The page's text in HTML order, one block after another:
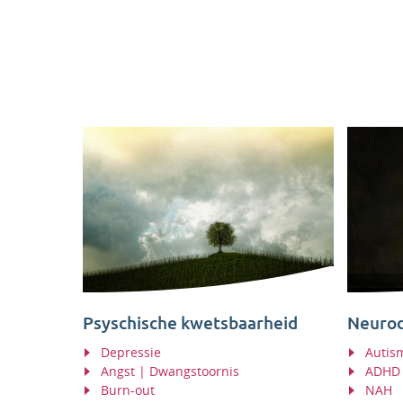
Psyschische kwetsbaarheid
Depressie
Angst | Dwangstoornis
Burn-out
NAH